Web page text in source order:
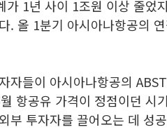
가 1년 사이 1조원 이상 줄었
. 올 1분기 아시아나항공의
자들이 아시아나항공의
항공유 가격이 정점이던 시
부 투자자를 끌어오는 데 성